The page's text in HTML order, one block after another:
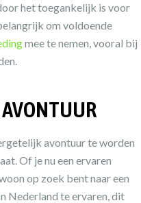
het toegankelijk is voor
om voldoende
mee te nemen, vooral bij
AVONTUUR
avontuur te worden
Of je nu een ervaren
op zoek bent naar een
Nederland te ervaren, dit